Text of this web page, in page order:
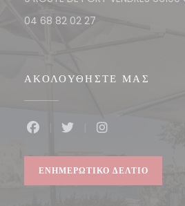
04 68 82 02 27
ΑΚΟΛΟΥΘΉΣΤΕ ΜΑΣ
Facebook ((ανοίγει σε νέο
ΕΝΗΜΕΡΩΤΙΚΌ ΔΕΛΤΊΟ